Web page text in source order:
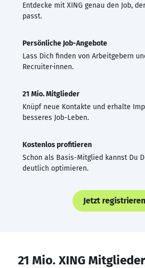
Entdecke mit XING genau den Job,
passt.
Persönliche Job-Angebote
Lass Dich finden von Arbeitgebern
Recruiter·innen.
21 Mio. Mitglieder
Knüpf neue Kontakte und erhalte
besseres Job-Leben.
Kostenlos profitieren
Schon als Basis-Mitglied kannst Du
deutlich optimieren.
Jetzt registrieren
21 Mio. XING